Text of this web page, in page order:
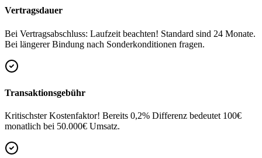
Vertragsdauer
Bei Vertragsabschluss: Laufzeit beachten! Standard sind 24 Monate.
Bei längerer Bindung nach Sonderkonditionen fragen.
Transaktionsgebühr
Kritischster Kostenfaktor! Bereits 0,2% Differenz bedeutet 100€
monatlich bei 50.000€ Umsatz.